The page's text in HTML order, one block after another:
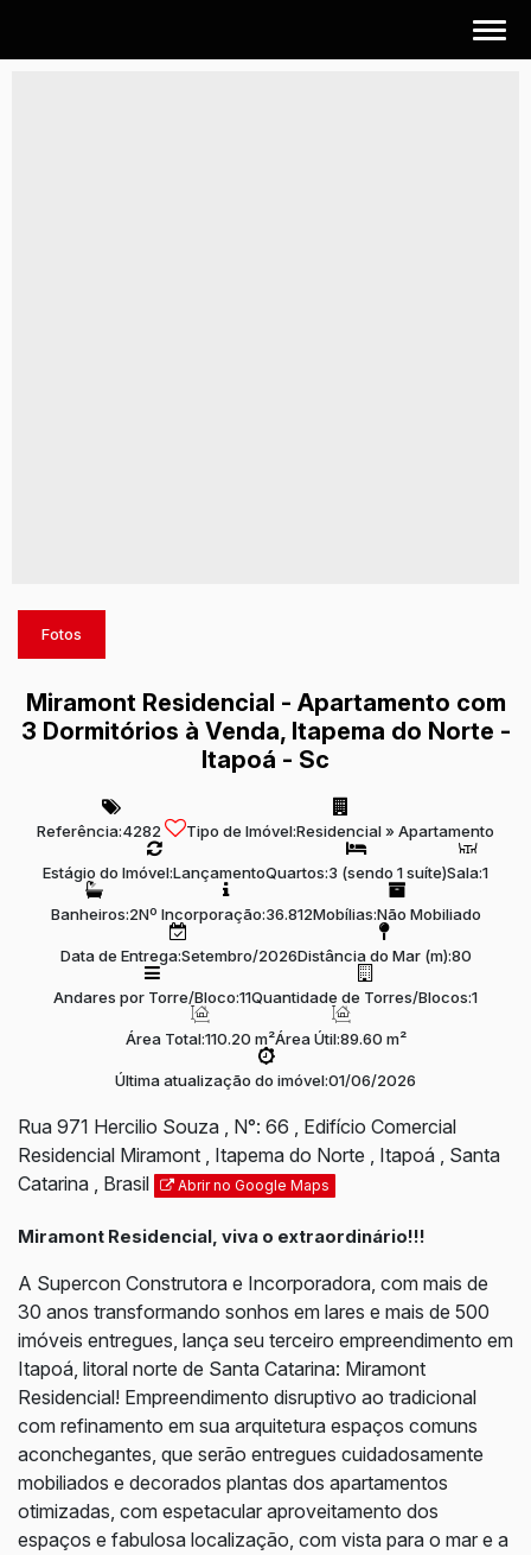
Fotos
Miramont Residencial - Apartamento com
3 Dormitórios à Venda, Itapema do Norte -
Itapoá - Sc
Referência:4282 Tipo de Imóvel:Residencial» Apartamento
Estágio do Imóvel:LançamentoQuartos:3 (sendo 1 suíte)Sala:1
Banheiros:2Nº Incorporação:36.812Mobílias:Não Mobiliado
Data de Entrega:Setembro/2026Distância do Mar (m):80
Andares por Torre/Bloco:11Quantidade de Torres/Blocos:1
Área Total:110.20 m²Área Útil:89.60 m²
Última atualização do imóvel:01/06/2026
Rua 971 Hercilio Souza , N°: 66 , Edifício Comercial
Residencial Miramont , Itapema do Norte , Itapoá , Santa
Catarina , Brasil Abrir no Google Maps
Miramont Residencial, viva o extraordinário!!!
A Supercon Construtora e Incorporadora, com mais de
30 anos transformando sonhos em lares e mais de 500
imóveis entregues, lança seu terceiro empreendimento em
Itapoá, litoral norte de Santa Catarina: Miramont
Residencial! Empreendimento disruptivo ao tradicional
com refinamento em sua arquitetura espaços comuns
aconchegantes, que serão entregues cuidadosamente
mobiliados e decorados plantas dos apartamentos
otimizadas, com espetacular aproveitamento dos
espaços e fabulosa localização, com vista para o mar e a